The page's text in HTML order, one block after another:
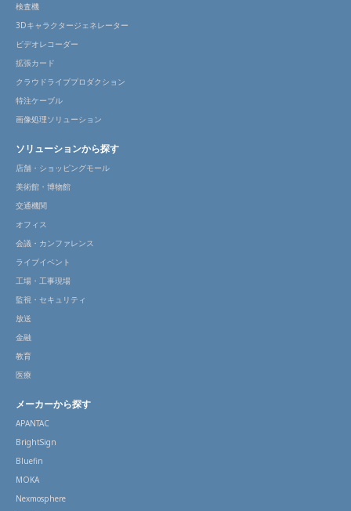
検査機
3Dキャラクタージェネレーター
ビデオレコーダー
拡張カード
クラウドライブプロダクション
特注ケーブル
画像処理ソリューション
ソリューションから探す
店舗・ショッピングモール
美術館・博物館
交通機関
オフィス
会議・カンファレンス
ライブイベント
工場・工事現場
監視・セキュリティ
放送
金融
教育
医療
メーカーから探す
APANTAC
BrightSign
Bluefin
MOKA
Nexmosphere